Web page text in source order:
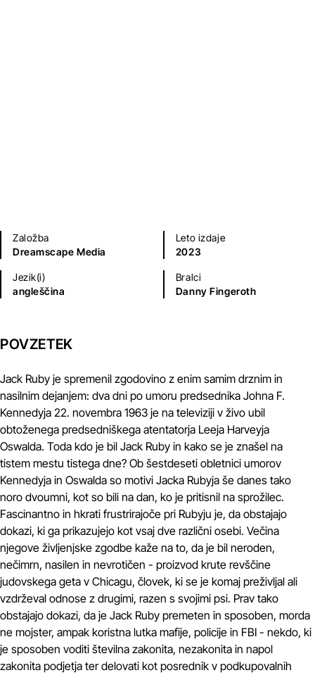
Založba
Dreamscape Media
Leto izdaje
2023
Jezik(i)
angleščina
Bralci
Danny Fingeroth
POVZETEK
Jack Ruby je spremenil zgodovino z enim samim drznim in
nasilnim dejanjem: dva dni po umoru predsednika Johna F.
Kennedyja 22. novembra 1963 je na televiziji v živo ubil
obtoženega predsedniškega atentatorja Leeja Harveyja
Oswalda. Toda kdo je bil Jack Ruby in kako se je znašel na
tistem mestu tistega dne? Ob šestdeseti obletnici umorov
Kennedyja in Oswalda so motivi Jacka Rubyja še danes tako
noro dvoumni, kot so bili na dan, ko je pritisnil na sprožilec.
Fascinantno in hkrati frustrirajoče pri Rubyju je, da obstajajo
dokazi, ki ga prikazujejo kot vsaj dve različni osebi. Večina
njegove življenjske zgodbe kaže na to, da je bil neroden,
nečimrn, nasilen in nevrotičen - proizvod krute revščine
judovskega geta v Chicagu, človek, ki se je komaj preživljal ali
vzdrževal odnose z drugimi, razen s svojimi psi. Prav tako
obstajajo dokazi, da je Jack Ruby premeten in sposoben, morda
ne mojster, ampak koristna lutka mafije, policije in FBI - nekdo, ki
je sposoben voditi številna zakonita, nezakonita in napol
zakonita podjetja ter delovati kot posrednik v podkupovalnih